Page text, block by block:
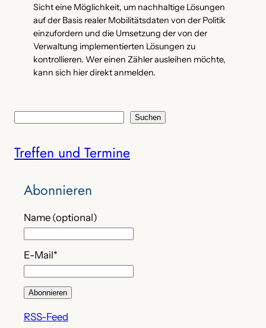
Sicht eine Möglichkeit, um nachhaltige Lösungen
auf der Basis realer Mobilitätsdaten von der Politik
einzufordern und die Umsetzung der von der
Verwaltung implementierten Lösungen zu
kontrollieren. Wer einen Zähler ausleihen möchte,
kann sich hier direkt anmelden.
c
Suchen
Treffen und Termine
Abonnieren
Name (optional)
E-Mail*
RSS-Feed